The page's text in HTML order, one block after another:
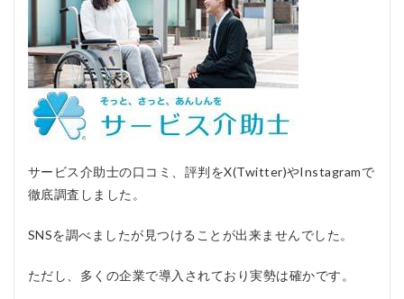
取得
には
どの
くら
いの
時間
がか
かり
ます
5.2
にか
費用
サービス介助士の口コミ、評判をX(Twitter)やInstagramで
徹底調査しました。
SNSを調べましたが見つけることが出来ませんでした。
ただし、多くの企業で導入されており実勢は確かです。